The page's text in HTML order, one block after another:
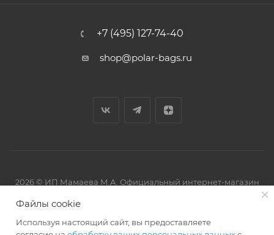
+7 (495) 127-74-40
shop@polar-bags.ru
2026 © ИП Мамаева М.А. Официальный интернет-магазин
Файлы cookie
Используя настоящий сайт, вы предоставляете